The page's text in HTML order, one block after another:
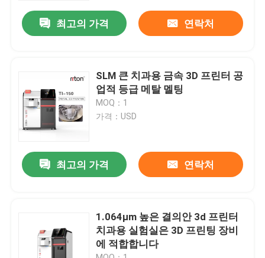
공장 투어
연락처
모든 케이스
레이저는 3D 프린터를 금속을 입힙니다
치아 금속 3D 프린터
최고의 가격 연락처
SLM 큰 치과용 금속 3D 프린터 공
업적 등급 메탈 멜팅
MOQ：1
가격：USD
최고의 가격 연락처
1.064μm 높은 결의안 3d 프린터
치과용 실험실은 3D 프린팅 장비
에 적합합니다